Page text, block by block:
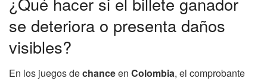
se deteriora o presenta daños
visibles?
En los juegos dechanceen Colombia, el comprobante